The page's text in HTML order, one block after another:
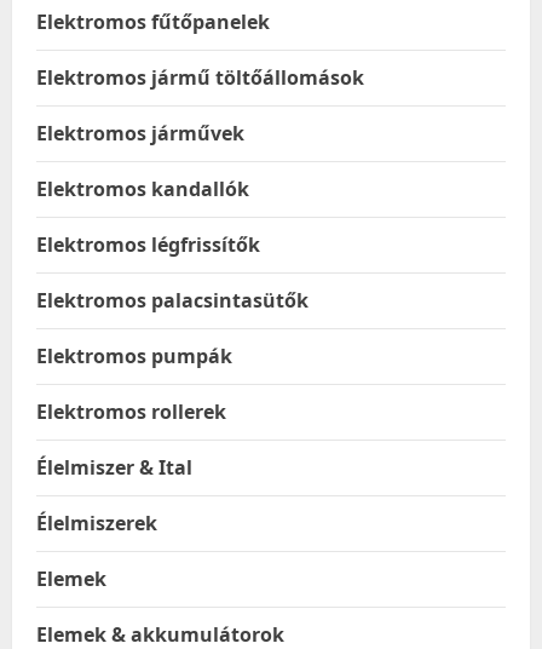
Elektromos fűtőpanelek
Elektromos jármű töltőállomások
Elektromos járművek
Elektromos kandallók
Elektromos légfrissítők
Elektromos palacsintasütők
Elektromos pumpák
Elektromos rollerek
Élelmiszer & Ital
Élelmiszerek
Elemek
Elemek & akkumulátorok